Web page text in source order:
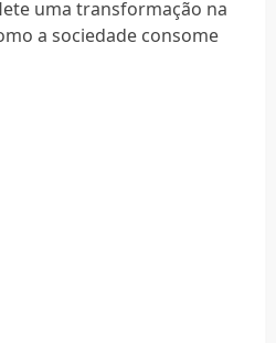
uma transformação na
a sociedade consome